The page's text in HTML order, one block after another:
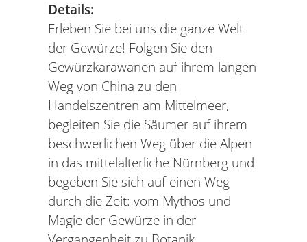
Details:
Erleben Sie bei uns die ganze Welt
der Gewürze! Folgen Sie den
Gewürzkarawanen auf ihrem langen
Weg von China zu den
Handelszentren am Mittelmeer,
begleiten Sie die Säumer auf ihrem
beschwerlichen Weg über die Alpen
in das mittelalterliche Nürnberg und
begeben Sie sich auf einen Weg
durch die Zeit: vom Mythos und
Magie der Gewürze in der